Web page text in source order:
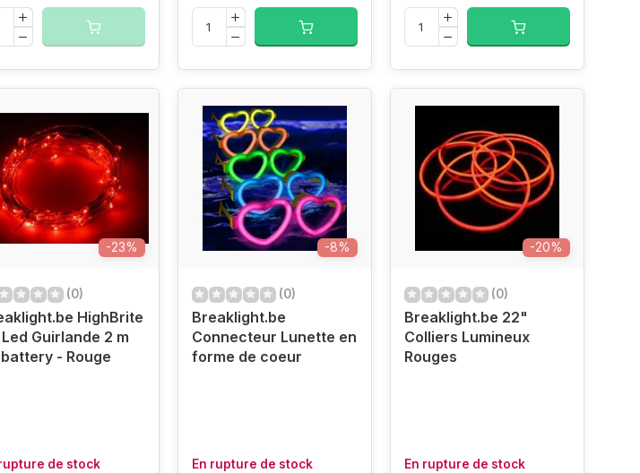
-23%
(0)
HighBrite
Guirlande 2 m
- Rouge
de stock
-8%
(0)
Breaklight.be
Connecteur Lunette en
forme de coeur
En rupture de stock
-20%
(0)
Breaklight.be 22"
Colliers Lumineux
Rouges
En rupture de stock